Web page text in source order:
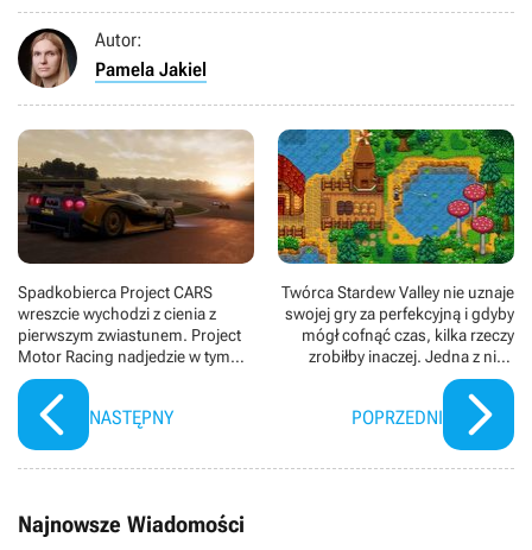
Autor:
Pamela Jakiel
Spadkobierca Project CARS
wreszcie wychodzi z cienia z
pierwszym zwiastunem. Project
Motor Racing nadjedzie w tym
roku i ma stanowić raj dla
moderów
NASTĘPNY
Twórca Stardew Valley nie uznaje
swojej gry za perfekcyjną i gdyby
mógł cofnąć czas, kilka rzeczy
zrobiłby inaczej. Jedna z nich
dotyczy JojaMart
POPRZEDNI
Najnowsze Wiadomości